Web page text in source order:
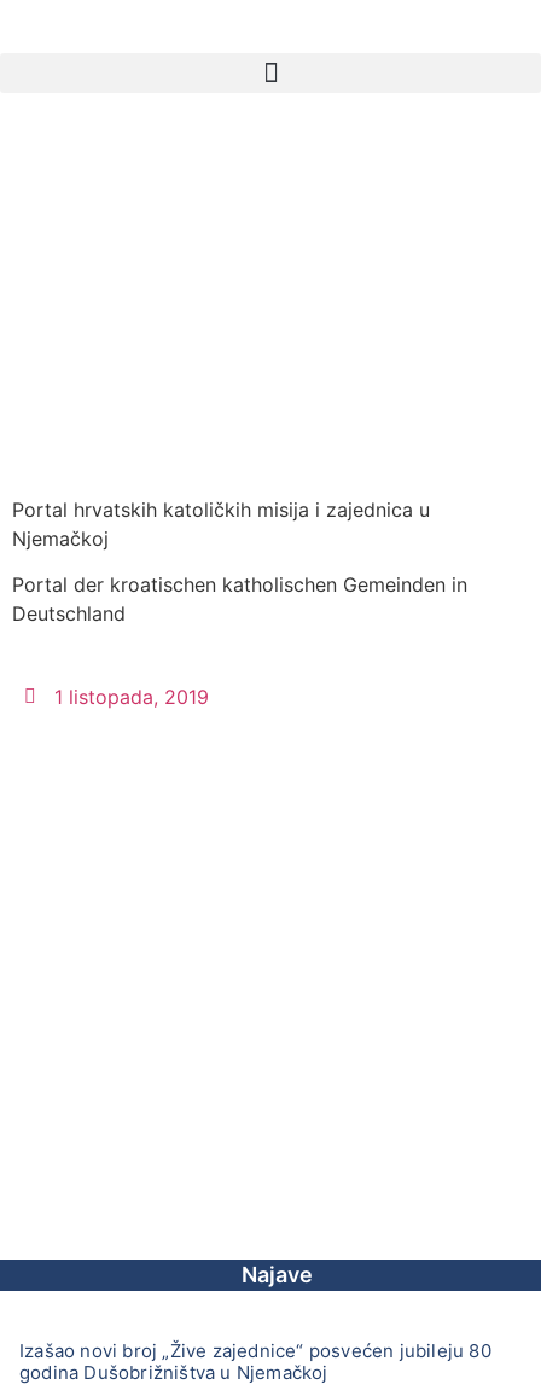
Portal hrvatskih katoličkih misija i zajednica u
Njemačkoj
Portal der kroatischen katholischen Gemeinden in
Deutschland
1 listopada, 2019
Najave
Izašao novi broj „Žive zajednice“ posvećen jubileju 80
godina Dušobrižništva u Njemačkoj